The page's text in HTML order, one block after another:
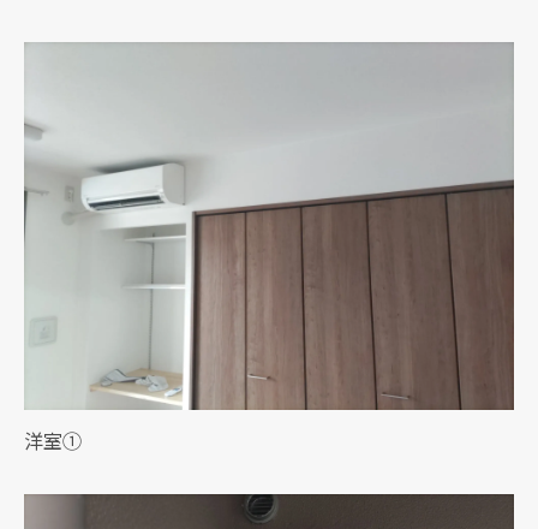
洋室①
クリックでチラシのページにジャンプします
クリックでチラシのページにジャンプします